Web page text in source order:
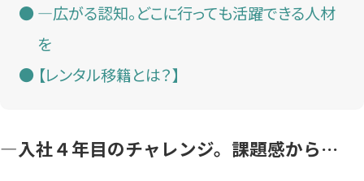
—広がる認知。どこに行っても活躍できる人材
を
【レンタル移籍とは？】
—入社４年目のチャレンジ。課題感から…